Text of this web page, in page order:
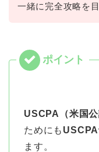
一緒に完全攻略を
USCPA（米国公
ためにも
ます。